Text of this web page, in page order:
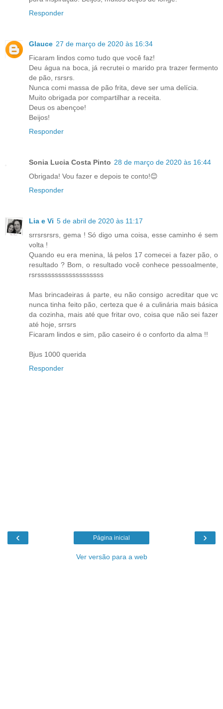
Responder
Glauce 27 de março de 2020 às 16:34
Ficaram lindos como tudo que você faz!
Deu água na boca, já recrutei o marido pra trazer fermento
de pão, rsrsrs.
Nunca comi massa de pão frita, deve ser uma delícia.
Muito obrigada por compartilhar a receita.
Deus os abençoe!
Beijos!
Responder
Sonia Lucia Costa Pinto 28 de março de 2020 às 16:44
Obrigada! Vou fazer e depois te conto!😊
Responder
Lia e Vi 5 de abril de 2020 às 11:17
srrsrsrsrs, gema ! Só digo uma coisa, esse caminho é sem
volta !
Quando eu era menina, lá pelos 17 comecei a fazer pão, o
resultado ? Bom, o resultado você conhece pessoalmente,
rsrsssssssssssssssssss
Mas brincadeiras á parte, eu não consigo acreditar que vc
nunca tinha feito pão, certeza que é a culinária mais básica
da cozinha, mais até que fritar ovo, coisa que não sei fazer
até hoje, srrsrs
Ficaram lindos e sim, pão caseiro é o conforto da alma !!
Bjus 1000 querida
Responder
‹ ›
Página inicial
Ver versão para a web